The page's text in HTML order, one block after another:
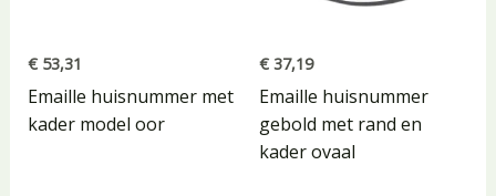
€53,31
Emaille huisnummer met
kader model oor
€ 37,19
Emaille huisnummer
gebold met rand en
kader ovaal